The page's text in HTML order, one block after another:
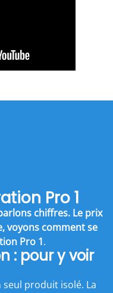
Pro 1
chiffres. Le prix
voyons comment se
Pro 1.
: pour y voir
produit isolé. La